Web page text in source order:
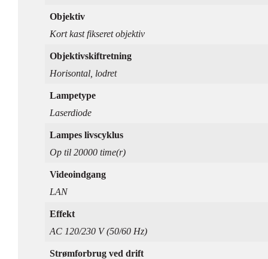
Objektiv
Kort kast fikseret objektiv
Objektivskiftretning
Horisontal, lodret
Lampetype
Laserdiode
Lampes livscyklus
Op til 20000 time(r)
Videoindgang
LAN
Effekt
AC 120/230 V (50/60 Hz)
Strømforbrug ved drift